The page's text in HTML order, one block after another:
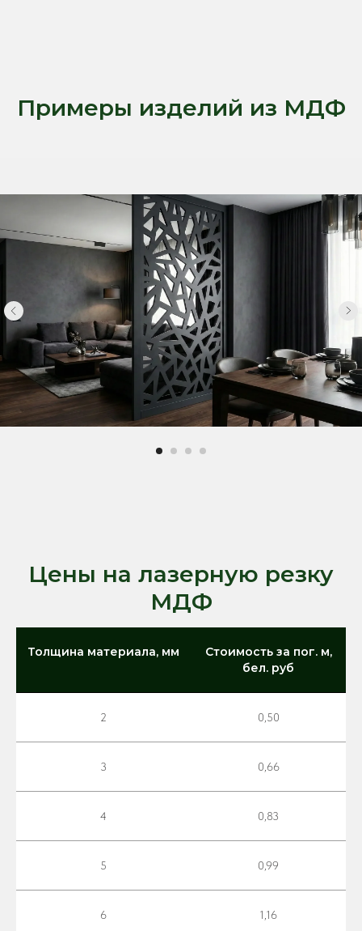
Примеры изделий из МДФ
Цены на лазерную резку
МДФ
Толщина материала, мм
Стоимость за пог. м,
бел. руб
2 0,50
3 0,66
4 0,83
5 0,99
6 1,16